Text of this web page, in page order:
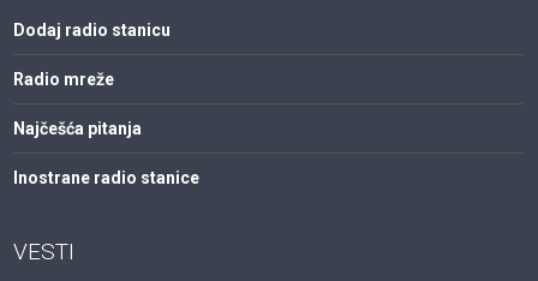
Dodaj radio stanicu
Radio mreže
Najčešća pitanja
Inostrane radio stanice
VESTI